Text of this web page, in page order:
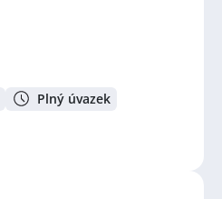
Plný úvazek